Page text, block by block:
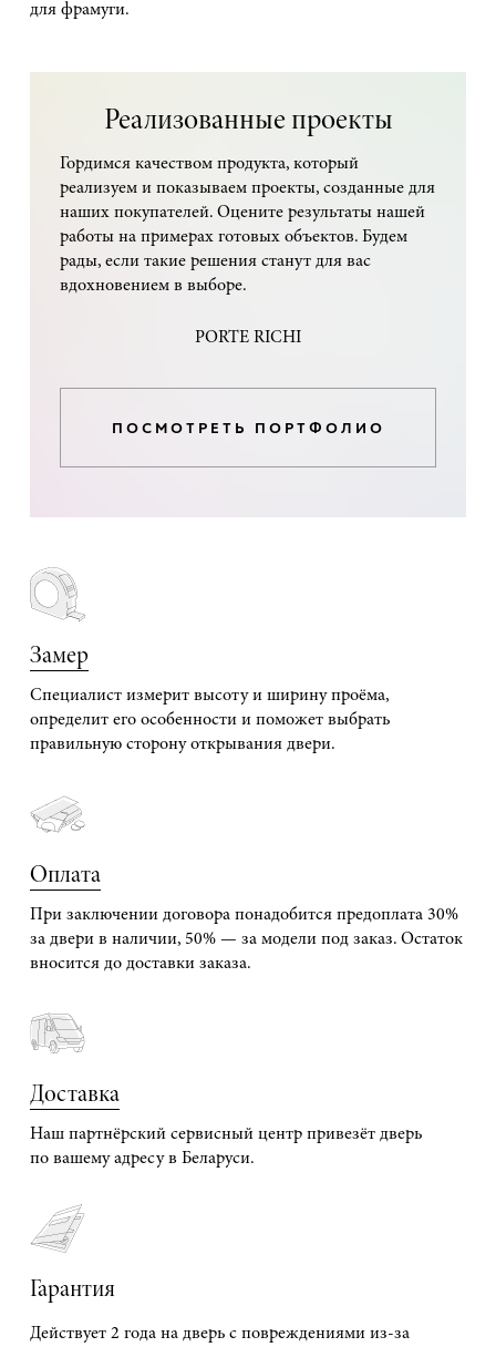
для фрамуги.
Реализованные проекты
Гордимся качеством продукта, который
реализуем и показываем проекты, созданные для
наших покупателей. Оцените результаты нашей
работы на примерах готовых объектов. Будем
рады, если такие решения станут для вас
вдохновением в выборе.
PORTE RICHI
ПОСМОТРЕТЬ ПОРТФОЛИО
Замер
Специалист измерит высоту и ширину проёма,
определит его особенности и поможет выбрать
правильную сторону открывания двери.
Оплата
При заключении договора понадобится предоплата 30%
за двери в наличии, 50% — за модели под заказ. Остаток
вносится до доставки заказа.
Доставка
Наш партнёрский сервисный центр привезёт дверь
по вашему адресу в Беларуси.
Гарантия
Действует 2 года на дверь с повреждениями из-за